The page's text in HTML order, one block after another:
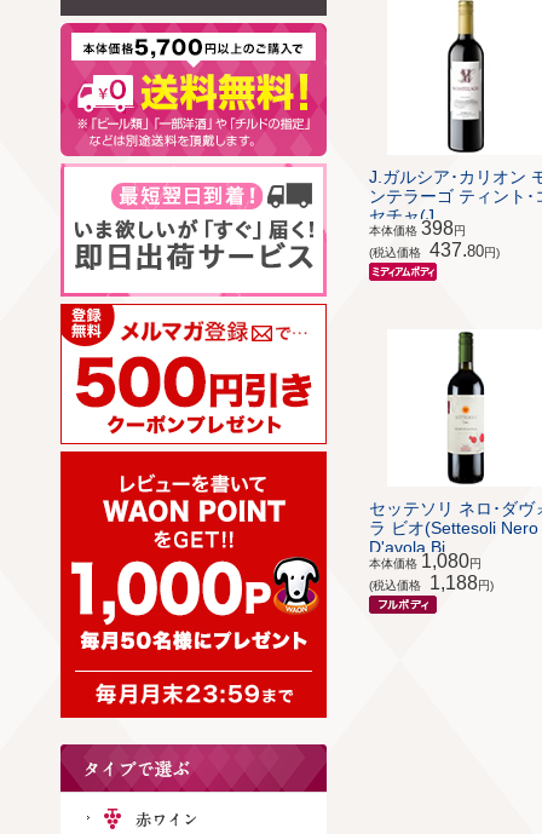
J.ガルシア･カリオン
ンテラーゴ ティント･
セチャ(J...
本体価格 398円
(税込価格
437.80円)
セッテソリ ネロ･ダヴ
ラ ビオ(Settesoli Nero
D'avola Bi...
本体価格 1,080円
(税込価格
1,188円)